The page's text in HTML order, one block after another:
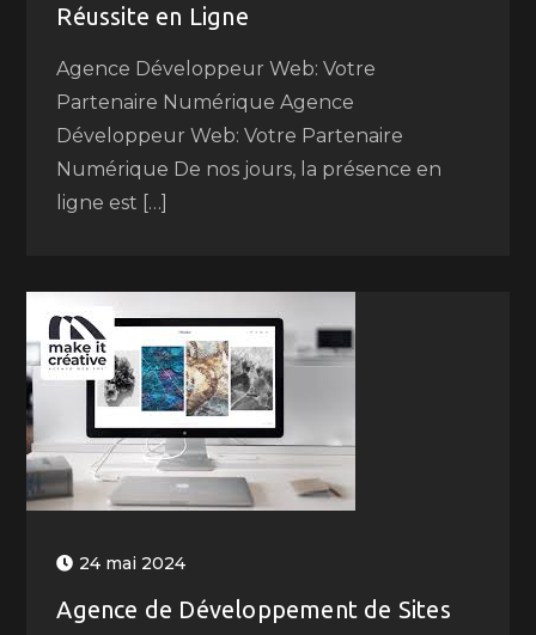
Réussite en Ligne
Agence Développeur Web: Votre
Partenaire Numérique Agence
Développeur Web: Votre Partenaire
Numérique De nos jours, la présence en
ligne est […]
24 mai 2024
Agence de Développement de Sites